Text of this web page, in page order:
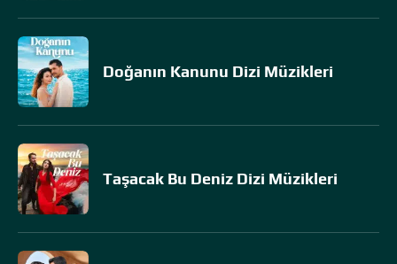
Doğanın Kanunu Dizi Müzikleri
Taşacak Bu Deniz Dizi Müzikleri